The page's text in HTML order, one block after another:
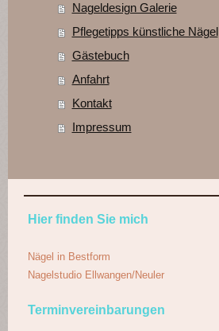
Nageldesign Galerie
Pflegetipps künstliche Nägel
Gästebuch
Anfahrt
Kontakt
Impressum
Hier finden Sie mich
Nägel in Bestform
Nagelstudio Ellwangen/Neuler
Terminvereinbarungen